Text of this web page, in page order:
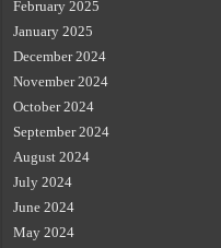
February 2025
January 2025
December 2024
November 2024
October 2024
September 2024
August 2024
July 2024
June 2024
May 2024